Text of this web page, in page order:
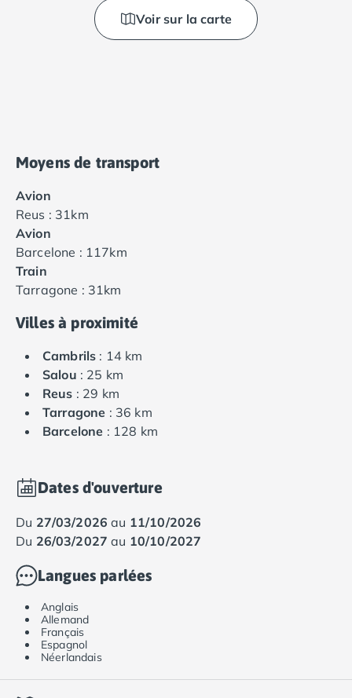
Voir sur la carte
Moyens de transport
Avion
Reus : 31km
Avion
Barcelone : 117km
Train
Tarragone : 31km
Villes à proximité
Cambrils : 14 km
Salou : 25 km
Reus : 29 km
Tarragone : 36 km
Barcelone : 128 km
Dates d'ouverture
du 27/03/2026 au 11/10/2026
du 26/03/2027 au 10/10/2027
Langues parlées
Anglais
Allemand
Français
Espagnol
Néerlandais